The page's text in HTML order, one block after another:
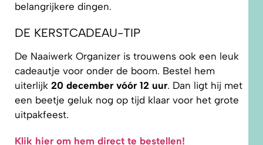
belangrijkere dingen.
DE KERSTCADEAU-TIP
De Naaiwerk Organizer is trouwens ook een leuk
cadeautje voor onder de boom. Bestel hem
uiterlijk 20 december vóór 12 uur. Dan ligt hij met
een beetje geluk nog op tijd klaar voor het grote
uitpakfeest.
Klik hier om hem direct te bestellen!